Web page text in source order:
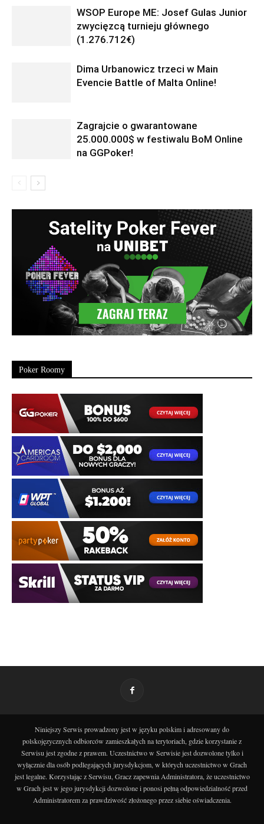
WSOP Europe ME: Josef Gulas Junior
zwycięzcą turnieju głównego
(1.276.712€)
Dima Urbanowicz trzeci w Main
Evencie Battle of Malta Online!
Zagrajcie o gwarantowane
25.000.000$ w festiwalu BoM Online
na GGPoker!
Poker Roomy
Niniejszy Serwis prowadzony jest w języku polskim i adresowany do
polskojęzycznych odbiorców zamieszkałych na terytoriach, gdzie korzystanie z
Serwisu jest zgodne z prawem. Uczestnictwo w Serwisie jest dozwolone tylko i
wyłącznie dla osób podlegających jurysdykcjom, w których uczestnictwo w Grach
jest legalne. Korzystając z Serwisu, Gracz zapewnia Administratora, że uczestnictwo
w Grach jest w jego jurysdykcji dozwolone i ponosi pełną odpowiedzialność przed
Administratorem za prawdziwość złożonego przez siebie oświadczenia.